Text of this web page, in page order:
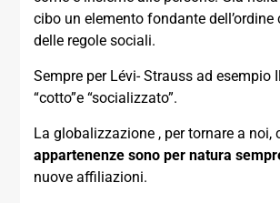
cibo un elemento fondante
delle regole sociali.
Sempre per Lévi- Strauss ad
“cotto”e “socializzato”.
La globalizzazione , per tornare a
appartenenze sono per natura
nuove affiliazioni.